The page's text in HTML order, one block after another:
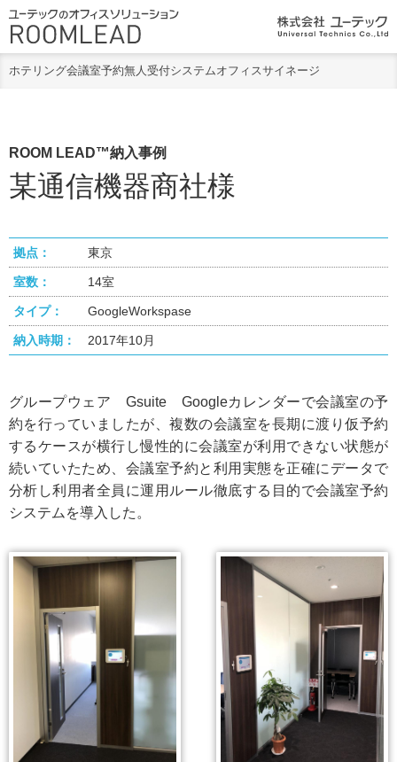
ホテリング会議室予約無人受付システムオフィスサイネージ
ROOM LEAD™納入事例
某通信機器商社様
拠点： 東京
室数： 14室
タイプ： GoogleWorkspase
納入時期： 2017年10月
グループウェア Gsuite Googleカレンダーで会議室の予
約を行っていましたが、複数の会議室を長期に渡り仮予約
するケースが横行し慢性的に会議室が利用できない状態が
続いていたため、会議室予約と利用実態を正確にデータで
分析し利用者全員に運用ルール徹底する目的で会議室予約
システムを導入した。